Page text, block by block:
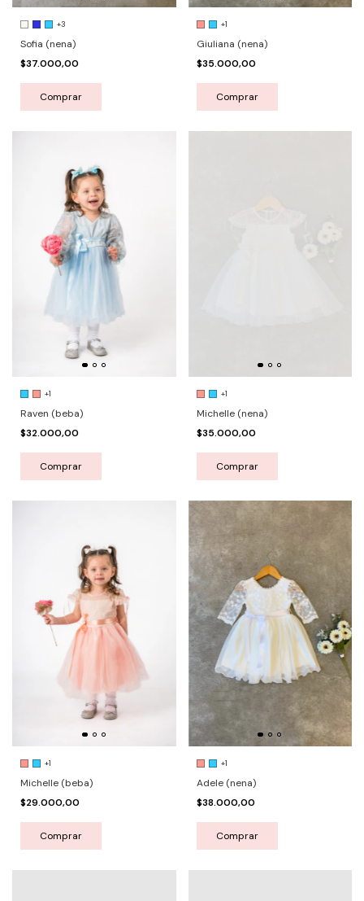
+3
Sofia (nena)
$37.000,00
Comprar
+1
Giuliana (nena)
$35.000,00
Comprar
+1
Raven (beba)
$32.000,00
Comprar
+1
Michelle (nena)
$35.000,00
Comprar
+1
Michelle (beba)
$29.000,00
Comprar
+1
Adele (nena)
$38.000,00
Comprar